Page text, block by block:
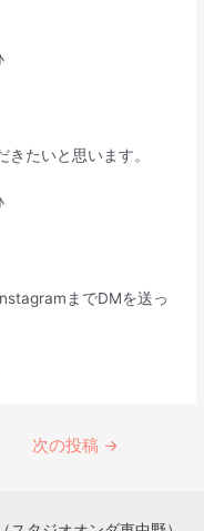
たいと思います。
までDMを送っ
次の投稿 →